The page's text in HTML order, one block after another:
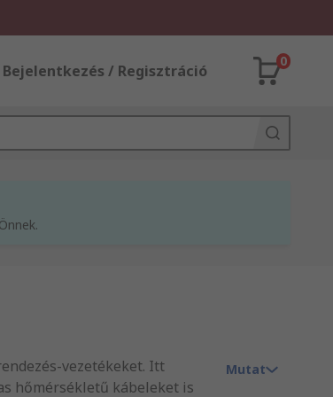
Bejelentkezés / Regisztráció
0
vezetékeket. Itt
hőmérsékletű kábeleket is
Mutat